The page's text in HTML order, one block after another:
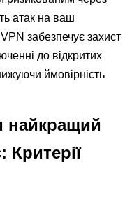
атак на ваш
забезпечує захист
до відкритих
ймовірність
найкращий
Критерії